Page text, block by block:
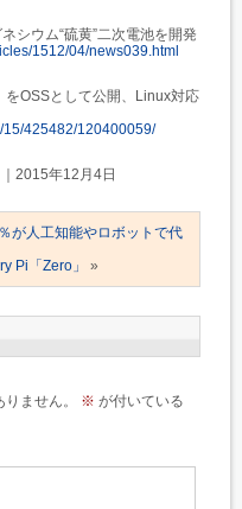
シウム“硫黄”二次電池を開発
1512/04/news039.html
OSSとして公開、Linux対応
15/425482/120400059/
｜2015年12月4日
が人工知能やロボットで代
Pi「Zero」
»
ません。 ※ が付いている